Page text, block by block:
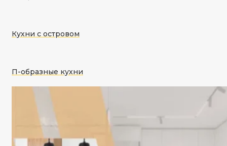
Кухни с островом
П-образные кухни